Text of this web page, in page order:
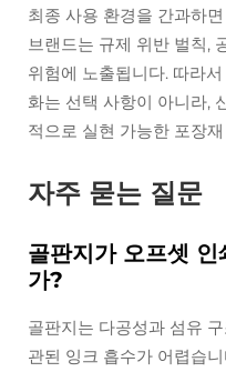
최종 사용 환경을 간과하
브랜드는 규제 위반 벌칙,
위험에 노출됩니다. 따라
화는 선택 사항이 아니라,
적으로 실현 가능한 포장
자주 묻는 질문
골판지가 오프셋
가?
골판지는 다공성과 섬유
관된 잉크 흡수가 어렵습